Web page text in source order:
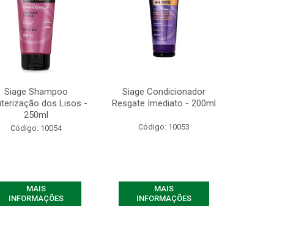
Siage Shampoo
dos Lisos -
250ml
Código: 10054
MAIS
INFORMAÇÕES
Siage Condicionador
Resgate Imediato - 200ml
Código: 10053
MAIS
INFORMAÇÕES